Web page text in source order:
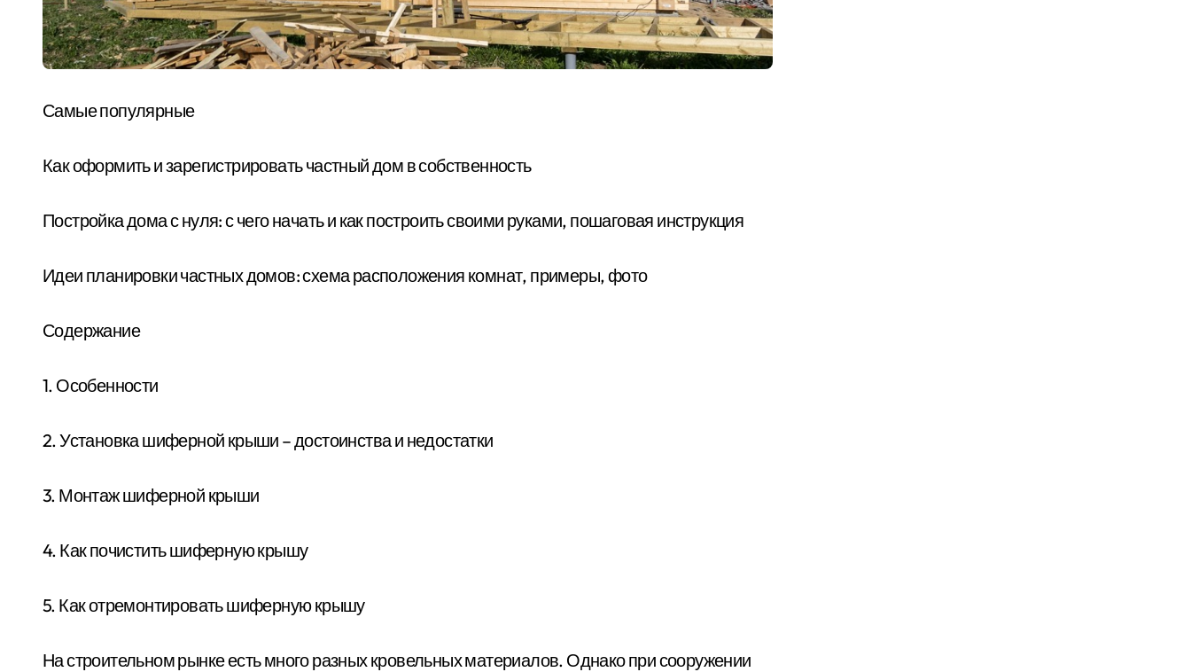
Самые популярные
Как оформить и зарегистрировать частный дом в собственность
Постройка дома с нуля: с чего начать и как построить своими руками, пошаговая инструкция
Идеи планировки частных домов: схема расположения комнат, примеры, фото
Содержание
1. Особенности
2. Установка шиферной крыши – достоинства и недостатки
3. Монтаж шиферной крыши
4. Как почистить шиферную крышу
5. Как отремонтировать шиферную крышу
На строительном рынке есть много разных кровельных материалов. Однако при сооружении